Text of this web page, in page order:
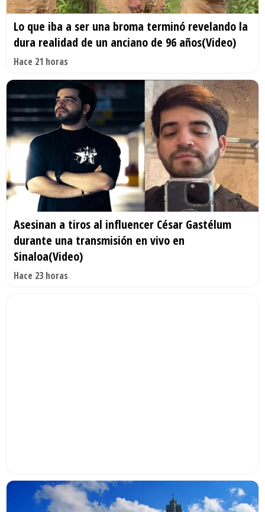
Lo que iba a ser una broma terminó revelando la
dura realidad de un anciano de 96 años(Video)
Hace 21 horas
Asesinan a tiros al influencer César Gastélum
durante una transmisión en vivo en
Sinaloa(Video)
Hace 23 horas